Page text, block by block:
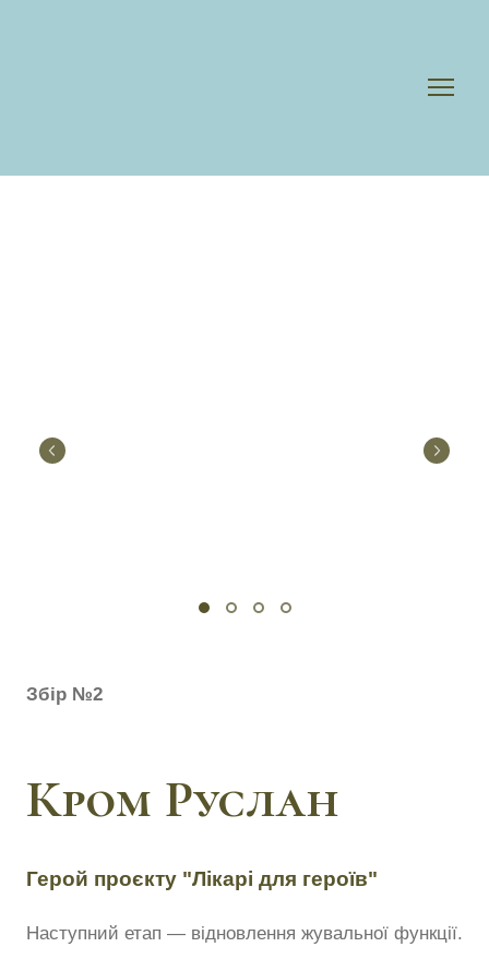
Збір №2
Кром Руслан
Герой проєкту "Лікарі для героїв"
Наступний етап — відновлення жувальної функції.